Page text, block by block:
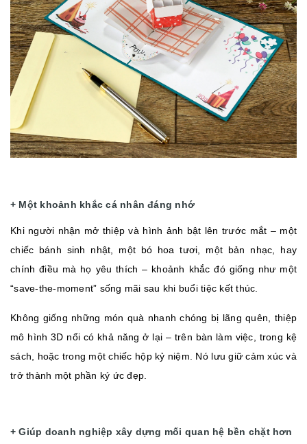
+ Một khoảnh khắc cá nhân đáng nhớ
Khi người nhận mở thiệp và hình ảnh bật lên trước mắt – một
chiếc bánh sinh nhật, một bó hoa tươi, một bản nhạc, hay
chính điều mà họ yêu thích – khoảnh khắc đó giống như một
“save-the-moment” sống mãi sau khi buổi tiệc kết thúc.
Không giống những món quà nhanh chóng bị lãng quên, thiệp
mô hình 3D nổi có khả năng ở lại – trên bàn làm việc, trong kệ
sách, hoặc trong một chiếc hộp kỷ niệm. Nó lưu giữ cảm xúc và
trở thành một phần ký ức đẹp.
+ Giúp doanh nghiệp xây dựng mối quan hệ bền chặt hơn